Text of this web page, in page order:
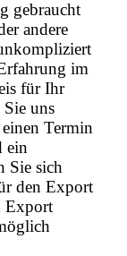
gebraucht
andere
im
für Ihr
uns
Termin
ein
Sie sich
den Export
Export